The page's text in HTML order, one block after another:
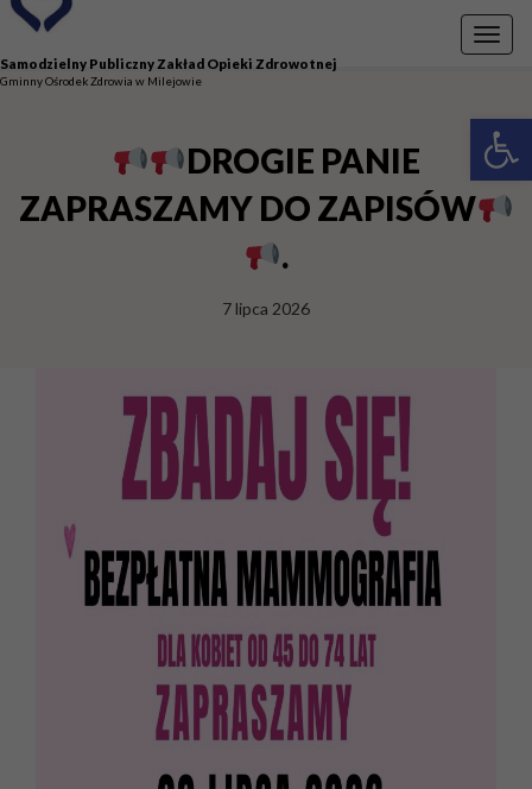
Samodzielny Publiczny Zakład Opieki Zdrowotnej
Gminny Ośrodek Zdrowia w Milejowie
DROGIE PANIE
ZAPRASZAMY DO ZAPISÓW
.
7 lipca 2026